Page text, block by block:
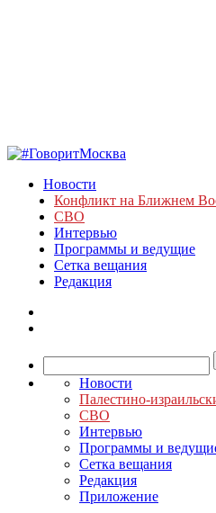
Новости
Конфликт на Ближнем
СВО
Интервью
Программы и ведущие
Сетка вещания
Редакция
Новости
Палестино-
СВО
Интервью
Программы и
Сетка вещания
Редакция
Приложение